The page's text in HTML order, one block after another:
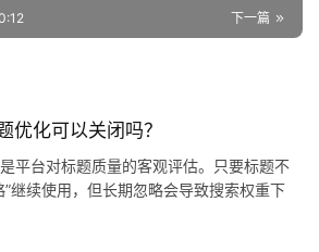
下一篇
优化可以关闭吗？
平台对标题质量的客观评估。只要标题不
继续使用，但长期忽略会导致搜索权重下